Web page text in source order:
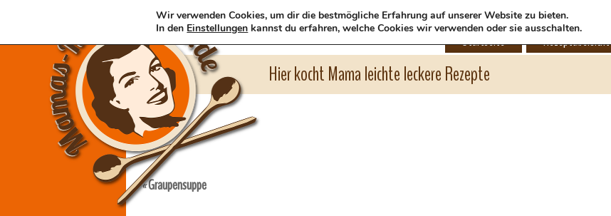
Hier kocht Mama leichte leckere Rezepte
Startseite Rezeptübersicht
«Graupensuppe
Wir verwenden Cookies, um dir die bestmögliche Erfahrung auf unserer Website zu bieten.
In den Einstellungen kannst du erfahren, welche Cookies wir verwenden oder sie ausschalten.